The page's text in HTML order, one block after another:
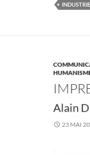
INDUSTRIE
Alain
23 MAI